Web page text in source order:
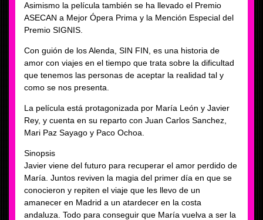
Asimismo la película también se ha llevado el Premio
ASECAN a Mejor Ópera Prima y la Mención Especial del
Premio SIGNIS.
Con guión de los Alenda, SIN FIN, es una historia de
amor con viajes en el tiempo que trata sobre la dificultad
que tenemos las personas de aceptar la realidad tal y
como se nos presenta.
La película está protagonizada por María León y Javier
Rey, y cuenta en su reparto con Juan Carlos Sanchez,
Mari Paz Sayago y Paco Ochoa.
Sinopsis
Javier viene del futuro para recuperar el amor perdido de
María. Juntos reviven la magia del primer día en que se
conocieron y repiten el viaje que les llevo de un
amanecer en Madrid a un atardecer en la costa
andaluza. Todo para conseguir que María vuelva a ser la